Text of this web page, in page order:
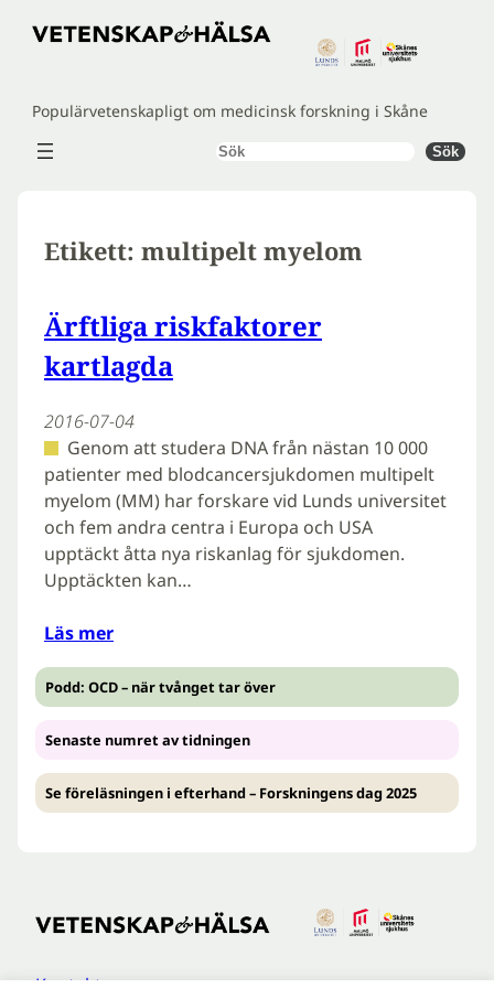
Hoppa
Populärvetenskapligt om medicinsk forskning i Skåne
Sök Sök
Etikett: multipelt myelom
Ärftliga riskfaktorer
kartlagda
2016-07-04
Genom att studera DNA från nästan 10 000
patienter med blodcancersjukdomen multipelt
myelom (MM) har forskare vid Lunds universitet
och fem andra centra i Europa och USA
upptäckt åtta nya riskanlag för sjukdomen.
Upptäckten kan…
Läs mer
Podd: OCD – när tvånget tar över
Senaste numret av tidningen
Se föreläsningen i efterhand – Forskningens dag 2025